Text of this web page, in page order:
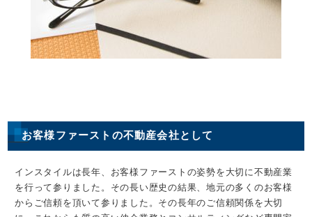
お客様ファーストの不動産会社として
インスタイルは長年、お客様ファーストの姿勢を大切に不動産業
を行って参りました。その長い歴史の結果、地元の多くのお客様
からご信頼を頂いて参りました。その長年のご信頼関係を大切